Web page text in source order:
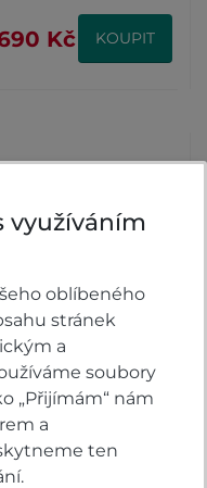
Kč KOUPIT
KOMFORTNÍ
SEDADLO ŘIDIČE
Honda CMX1100
U dodavatele
využíváním
oblíbeného
stránek
a
soubory
„Přijímám“ nám
a
ten